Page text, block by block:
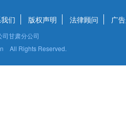
们 版权声明 法律顾问 广
甘肃分公司
All Rights Reserved.